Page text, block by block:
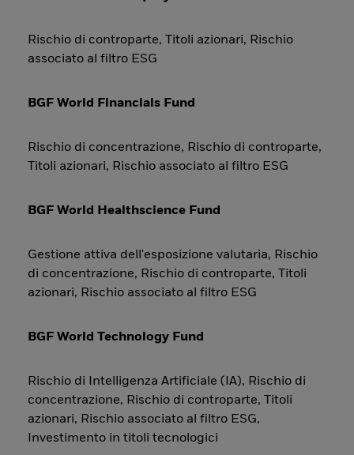
Rischio di controparte, Titoli azionari, Rischio
associato al filtro ESG
BGF World Financials Fund
Rischio di concentrazione, Rischio di controparte,
Titoli azionari, Rischio associato al filtro ESG
BGF World Healthscience Fund
Gestione attiva dell'esposizione valutaria, Rischio
di concentrazione, Rischio di controparte, Titoli
azionari, Rischio associato al filtro ESG
BGF World Technology Fund
Rischio di Intelligenza Artificiale (IA), Rischio di
concentrazione, Rischio di controparte, Titoli
azionari, Rischio associato al filtro ESG,
Investimento in titoli tecnologici